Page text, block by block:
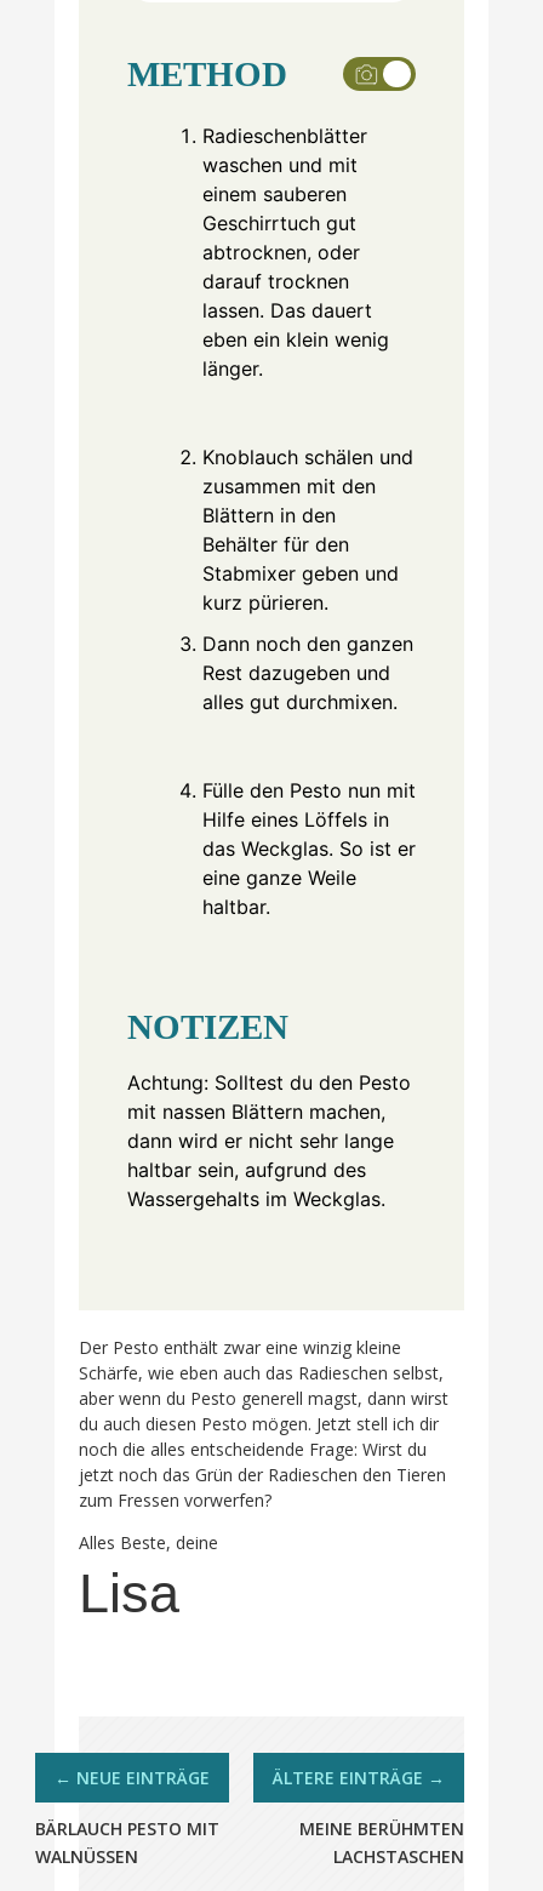
METHOD
Radieschenblätter
waschen und mit
einem sauberen
Geschirrtuch gut
abtrocknen, oder
darauf trocknen
lassen. Das dauert
eben ein klein wenig
länger.
Knoblauch schälen und
zusammen mit den
Blättern in den
Behälter für den
Stabmixer geben und
kurz pürieren.
Dann noch den ganzen
Rest dazugeben und
alles gut durchmixen.
Fülle den Pesto nun mit
Hilfe eines Löffels in
das Weckglas. So ist er
eine ganze Weile
haltbar.
NOTIZEN
Achtung: Solltest du den Pesto
mit nassen Blättern machen,
dann wird er nicht sehr lange
haltbar sein, aufgrund des
Wassergehalts im Weckglas.
Der Pesto enthält zwar eine winzig kleine
Schärfe, wie eben auch das Radieschen selbst,
aber wenn du Pesto generell magst, dann wirst
du auch diesen Pesto mögen. Jetzt stell ich dir
noch die alles entscheidende Frage: Wirst du
jetzt noch das Grün der Radieschen den Tieren
zum Fressen vorwerfen?
Alles Beste, deine
Lisa
MEINE BERÜHMTEN
LACHSTASCHEN
BÄRLAUCH PESTO MIT
WALNÜSSEN